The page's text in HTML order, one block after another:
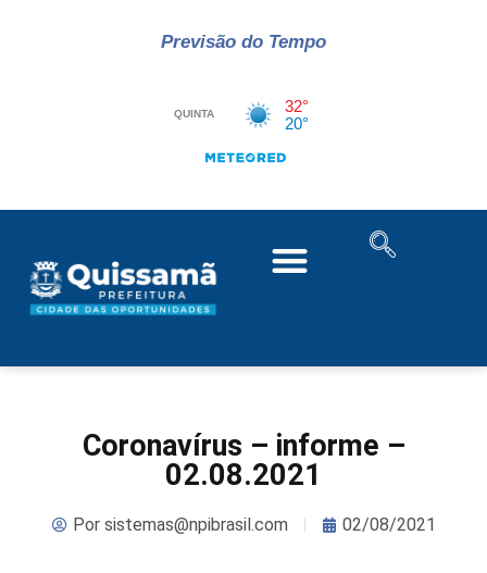
Previsão do Tempo
Coronavírus – informe –
02.08.2021
Porsistemas@npibrasil.com 02/08/2021